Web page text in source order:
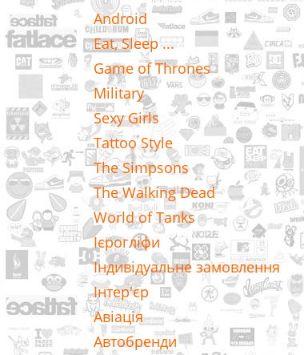
Android
Eat, Sleep ...
Game of Thrones
Military
Sexy Girls
Tattoo Style
The Simpsons
The Walking Dead
World of Tanks
Ієрогліфи
Індивідуальне замовлення
Інтер'єр
Авіація
Автобренди